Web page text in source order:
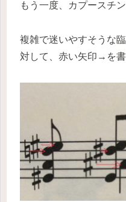
もう一度、カプースチ
複雑で迷いやすそうな
対して、赤い矢印→を書